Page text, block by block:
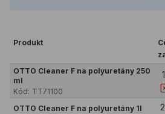
Produkt
OTTO Cleaner F na polyuretány 250
ml
Kód: TT71100
OTTO Cleaner F na polyuretány 1l